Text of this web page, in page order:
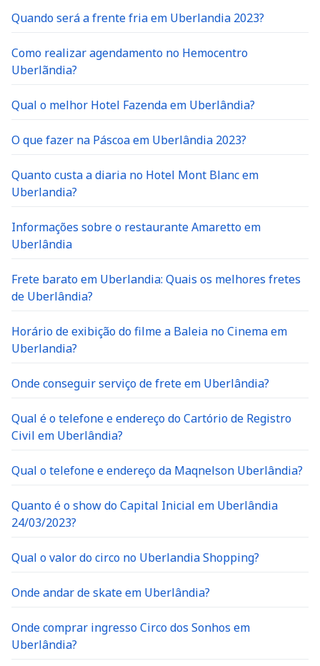
Quando será a frente fria em Uberlandia 2023?
Como realizar agendamento no Hemocentro
Uberlãndia?
Qual o melhor Hotel Fazenda em Uberlândia?
O que fazer na Páscoa em Uberlândia 2023?
Quanto custa a diaria no Hotel Mont Blanc em
Uberlandia?
Informações sobre o restaurante Amaretto em
Uberlândia
Frete barato em Uberlandia: Quais os melhores fretes
de Uberlândia?
Horário de exibição do filme a Baleia no Cinema em
Uberlandia?
Onde conseguir serviço de frete em Uberlândia?
Qual é o telefone e endereço do Cartório de Registro
Civil em Uberlândia?
Qual o telefone e endereço da Maqnelson Uberlândia?
Quanto é o show do Capital Inicial em Uberlândia
24/03/2023?
Qual o valor do circo no Uberlandia Shopping?
Onde andar de skate em Uberlândia?
Onde comprar ingresso Circo dos Sonhos em
Uberlândia?